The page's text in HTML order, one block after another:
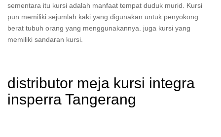
sementara itu kursi adalah manfaat tempat duduk murid. Kursi
pun memiliki sejumlah kaki yang digunakan untuk penyokong
berat tubuh orang yang menggunakannya. juga kursi yang
memiliki sandaran kursi.
distributor meja kursi integra
insperra Tangerang